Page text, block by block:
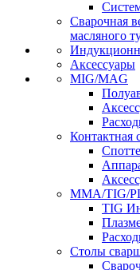
Сварочная
масляного
Аксессуары
MIG/MAG
Контактная
MMA/TIG/
TIG
Столы